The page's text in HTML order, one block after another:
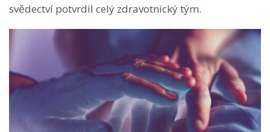
svědectví potvrdil celý zdravotnický tým.